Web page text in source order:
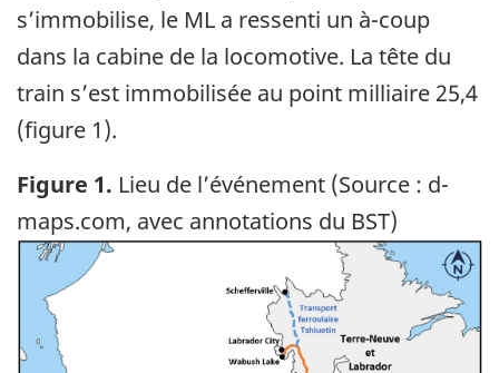
s’immobilise, le ML a ressenti un à-coup
dans la cabine de la locomotive. La tête du
train s’est immobilisée au point milliaire 25,4
(figure 1).
Figure 1. Lieu de l’événement (Source : d-
maps.com, avec annotations du BST)
Image